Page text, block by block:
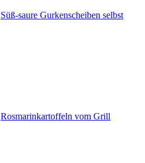
Süß-saure Gurkenscheiben selbst
Rosmarinkartoffeln vom Grill